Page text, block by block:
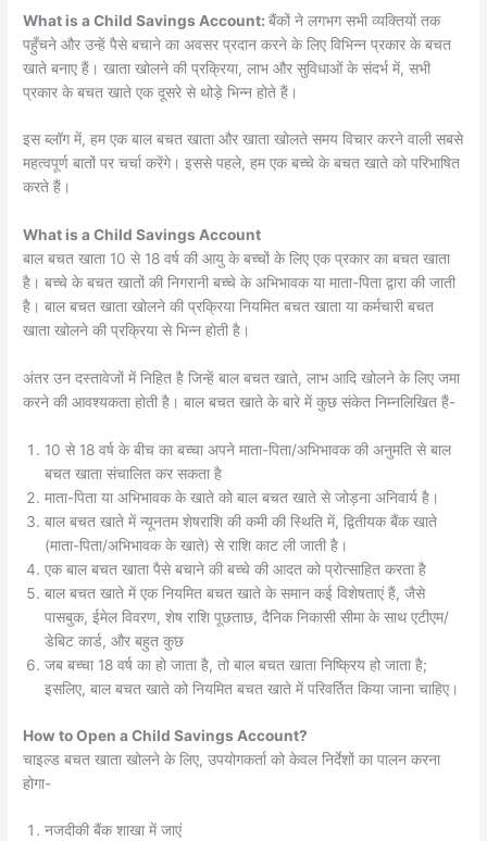
What is a Child Savings Account:बैंकों ने लगभग सभी व्यक्तियों तक
पहुँचने और उन्हें पैसे बचाने का अवसर प्रदान करने के लिए विभिन्न प्रकार के बचत
खाते बनाए हैं। खाता खोलने की प्रक्रिया, लाभ और सुविधाओं के संदर्भ में, सभी
प्रकार के बचत खाते एक दूसरे से थोड़े भिन्न होते हैं।
इस ब्लॉग में, हम एक बाल बचत खाता और खाता खोलते समय विचार करने वाली सबसे
महत्वपूर्ण बातों पर चर्चा करेंगे। इससे पहले, हम एक बच्चे के बचत खाते को परिभाषित
करते हैं।
What is a Child Savings Account
बाल बचत खाता 10 से 18 वर्ष की आयु के बच्चों के लिए एक प्रकार का बचत खाता
है। बच्चे के बचत खातों की निगरानी बच्चे के अभिभावक या माता-पिता द्वारा की जाती
है। बाल बचत खाता खोलने की प्रक्रिया नियमित बचत खाता या कर्मचारी बचत
खाता खोलने की प्रक्रिया से भिन्न होती है।
अंतर उन दस्तावेजों में निहित है जिन्हें बाल बचत खाते, लाभ आदि खोलने के लिए जमा
करने की आवश्यकता होती है। बाल बचत खाते के बारे में कुछ संकेत निम्नलिखित हैं-
10 से 18 वर्ष के बीच का बच्चा अपने माता-पिता/अभिभावक की अनुमति से बाल
बचत खाता संचालित कर सकता है
माता-पिता या अभिभावक के खाते को बाल बचत खाते से जोड़ना अनिवार्य है।
बाल बचत खाते में न्यूनतम शेषराशि की कमी की स्थिति में, द्वितीयक बैंक खाते
(माता-पिता/अभिभावक के खाते) से राशि काट ली जाती है।
एक बाल बचत खाता पैसे बचाने की बच्चे की आदत को प्रोत्साहित करता है
बाल बचत खाते में एक नियमित बचत खाते के समान कई विशेषताएं हैं, जैसे
पासबुक, ईमेल विवरण, शेष राशि पूछताछ, दैनिक निकासी सीमा के साथ एटीएम/
डेबिट कार्ड, और बहुत कुछ
जब बच्चा 18 वर्ष का हो जाता है, तो बाल बचत खाता निष्क्रिय हो जाता है;
इसलिए, बाल बचत खाते को नियमित बचत खाते में परिवर्तित किया जाना चाहिए।
How to Open a Child Savings Account?
चाइल्ड बचत खाता खोलने के लिए, उपयोगकर्ता को केवल निर्देशों का पालन करना
होगा-
नजदीकी बैंक शाखा में जाएं